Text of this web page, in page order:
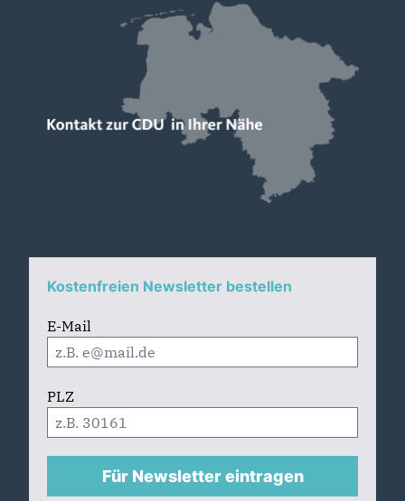
Kostenfreien Newsletter bestellen
E-Mail
PLZ
Für Newsletter eintragen